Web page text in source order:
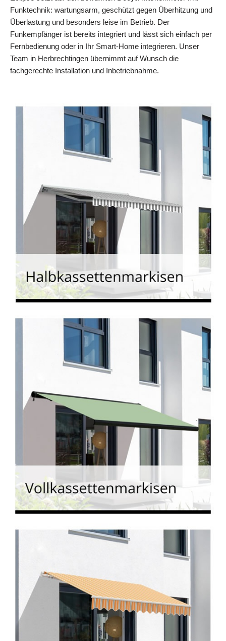
Funktechnik: wartungsarm, geschützt gegen Überhitzung und
Überlastung und besonders leise im Betrieb. Der
Funkempfänger ist bereits integriert und lässt sich einfach per
Fernbedienung oder in Ihr Smart‑Home integrieren. Unser
Team in Herbrechtingen übernimmt auf Wunsch die
fachgerechte Installation und Inbetriebnahme.